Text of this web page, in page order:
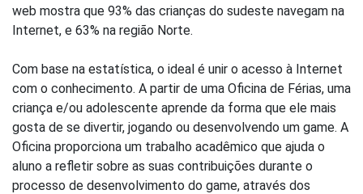
web mostra que 93% das crianças do sudeste navegam na
Internet, e 63% na região Norte.
Com base na estatística, o ideal é unir o acesso à Internet
com o conhecimento. A partir de uma Oficina de Férias, uma
criança e/ou adolescente aprende da forma que ele mais
gosta de se divertir, jogando ou desenvolvendo um game. A
Oficina proporciona um trabalho acadêmico que ajuda o
aluno a refletir sobre as suas contribuições durante o
processo de desenvolvimento do game, através dos